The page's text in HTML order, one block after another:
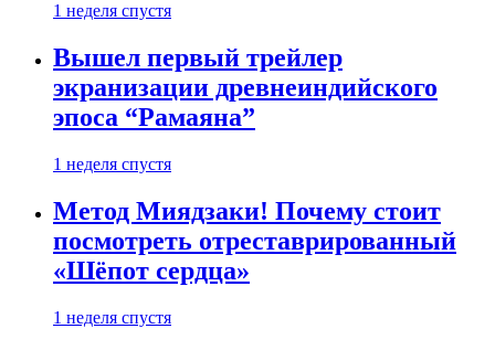
1 неделя спустя
Вышел первый трейлер
экранизации древнеиндийского
эпоса “Рамаяна”
1 неделя спустя
Метод Миядзаки! Почему стоит
посмотреть отреставрированный
«Шёпот сердца»
1 неделя спустя